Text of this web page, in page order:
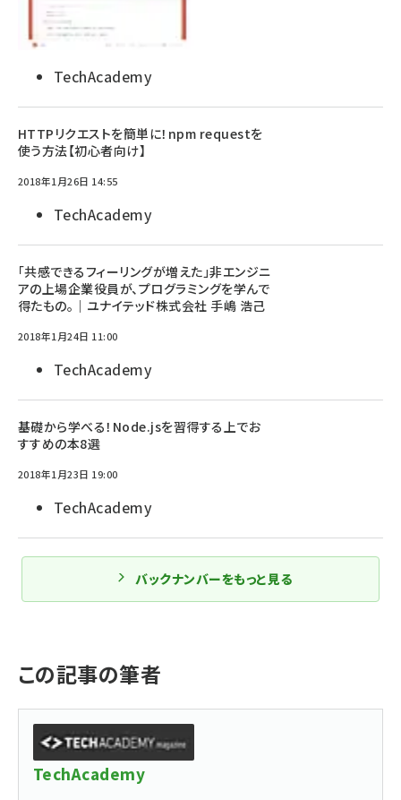
TechAcademy
HTTPリクエストを簡単に！npm requestを
使う方法【初心者向け】
2018年1月26日 14:55
TechAcademy
「共感できるフィーリングが増えた」非エンジニ
アの上場企業役員が、プログラミングを学んで
得たもの。｜ユナイテッド株式会社 手嶋 浩己
2018年1月24日 11:00
TechAcademy
基礎から学べる！Node.jsを習得する上でお
すすめの本8選
2018年1月23日 19:00
TechAcademy
バックナンバーをもっと見る
この記事の筆者
TechAcademy